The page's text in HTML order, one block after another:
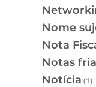
Nome
Nota
Notas
Notícia (1)